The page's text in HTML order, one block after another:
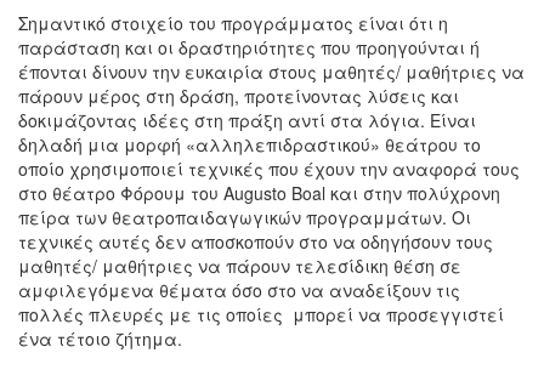
Σημαντικό στοιχείο του προγράμματος είναι ότι η
παράσταση και οι δραστηριότητες που προηγούνται ή
έπονται δίνουν την ευκαιρία στους μαθητές/ μαθήτριες να
πάρουν μέρος στη δράση, προτείνοντας λύσεις και
δοκιμάζοντας ιδέες στη πράξη αντί στα λόγια. Είναι
δηλαδή μια μορφή «αλληλεπιδραστικού» θεάτρου το
οποίο χρησιμοποιεί τεχνικές που έχουν την αναφορά τους
στο θέατρο Φόρουμ του Augusto Boal και στην πολύχρονη
πείρα των θεατροπαιδαγωγικών προγραμμάτων. Οι
τεχνικές αυτές δεν αποσκοπούν στο να οδηγήσουν τους
μαθητές/ μαθήτριες να πάρουν τελεσίδικη θέση σε
αμφιλεγόμενα θέματα όσο στο να αναδείξουν τις
πολλές πλευρές με τις οποίες μπορεί να προσεγγιστεί
ένα τέτοιο ζήτημα.